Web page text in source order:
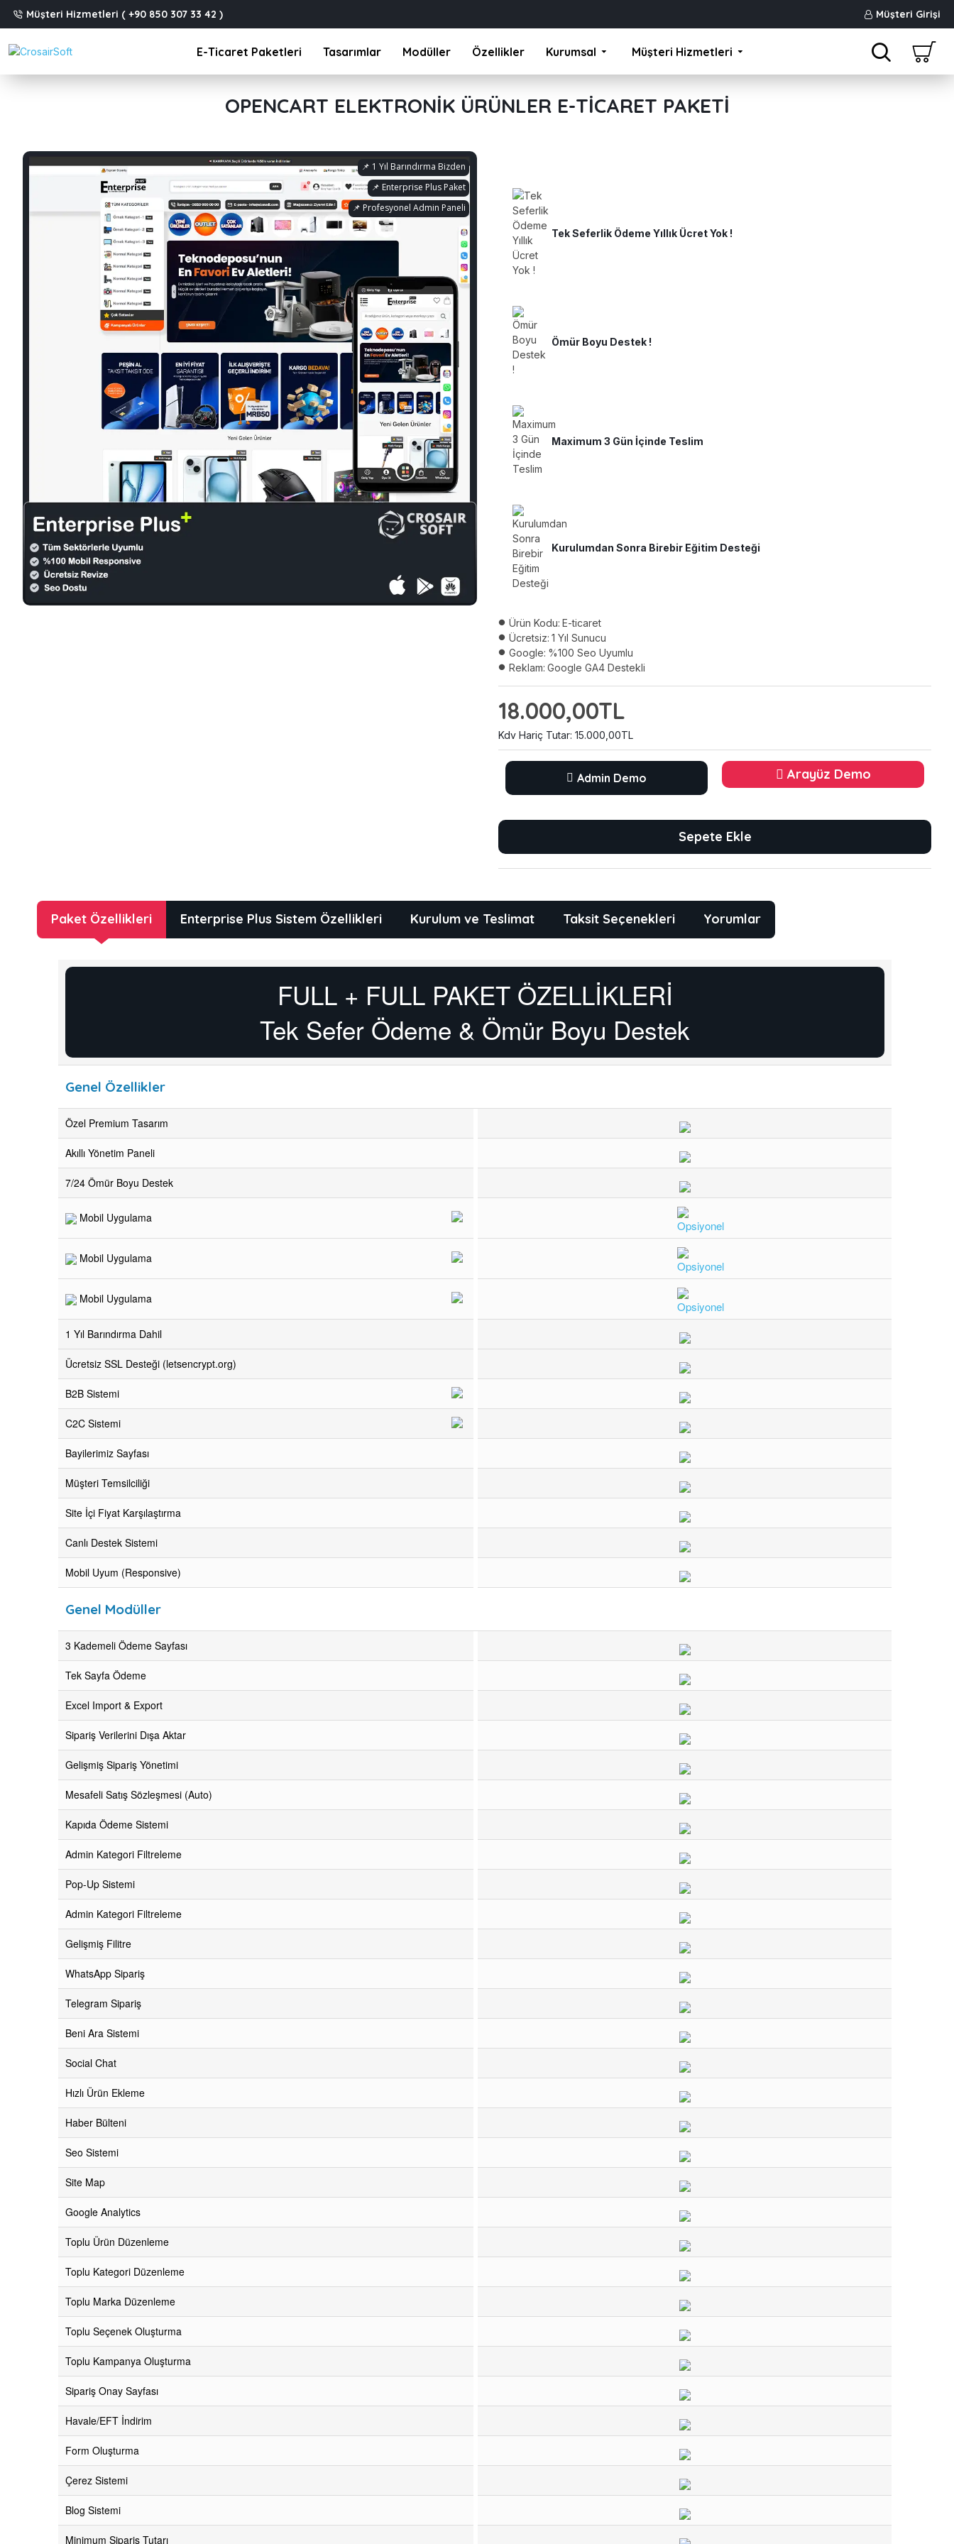
Müşteri Hizmetleri ( +90 850 307 33 42 ) Müşteri Girişi
E-Ticaret Paketleri Tasarımlar Modüller Özellikler Kurumsal Müşteri Hizmetleri
OPENCART ELEKTRONIK ÜRÜNLER E-TICARET PAKETI
📌 1 Yıl Barındırma Bizden
📌 Profesyonel Admin Paneli
📌 Enterprise Plus Paket
Tek Seferlik Ödeme Yıllık Ücret Yok !
Ömür Boyu Destek !
Maximum 3 Gün İçinde Teslim
Kurulumdan Sonra Birebir Eğitim Desteği
Ürün Kodu: E-ticaret
Ücretsiz: 1 Yıl Sunucu
Google: %100 Seo Uyumlu
Reklam: Google GA4 Destekli
18.000,00TL
Kdv Hariç Tutar: 15.000,00TL
Admin Demo Arayüz Demo
Sepete Ekle
Paket Özellikleri Enterprise Plus Sistem Özellikleri Kurulum ve Teslimat Taksit Seçenekleri Yorumlar
FULL + FULL PAKET ÖZELLİKLERİ
Tek Sefer Ödeme & Ömür Boyu Destek
Genel Özellikler
Özel Premium Tasarım
Akıllı Yönetim Paneli
7/24 Ömür Boyu Destek
Mobil Uygulama
Mobil Uygulama
Mobil Uygulama
1 Yıl Barındırma Dahil
Ücretsiz SSL Desteği (letsencrypt.org)
B2B Sistemi
C2C Sistemi
Bayilerimiz Sayfası
Müşteri Temsilciliği
Site İçi Fiyat Karşılaştırma
Canlı Destek Sistemi
Mobil Uyum (Responsive)
Genel Modüller
3 Kademeli Ödeme Sayfası
Tek Sayfa Ödeme
Excel Import & Export
Sipariş Verilerini Dışa Aktar
Gelişmiş Sipariş Yönetimi
Mesafeli Satış Sözleşmesi (Auto)
Kapıda Ödeme Sistemi
Admin Kategori Filtreleme
Pop-Up Sistemi
Admin Kategori Filtreleme
Gelişmiş Filitre
WhatsApp Sipariş
Telegram Sipariş
Beni Ara Sistemi
Social Chat
Hızlı Ürün Ekleme
Haber Bülteni
Seo Sistemi
Site Map
Google Analytics
Toplu Ürün Düzenleme
Toplu Kategori Düzenleme
Toplu Marka Düzenleme
Toplu Seçenek Oluşturma
Toplu Kampanya Oluşturma
Sipariş Onay Sayfası
Havale/EFT İndirim
Form Oluşturma
Çerez Sistemi
Blog Sistemi
Minimum Sipariş Tutarı